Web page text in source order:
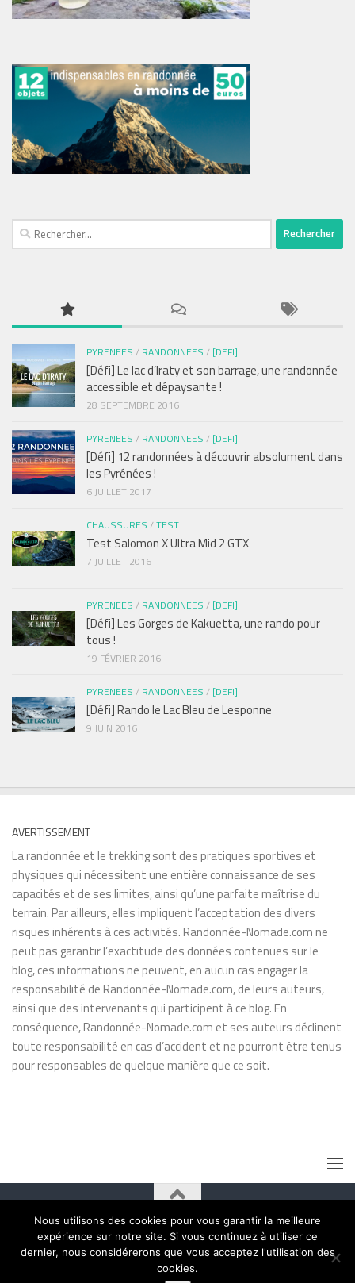
Rechercher :
PYRENEES / RANDONNEES / [DEFI]
[Défi] Le lac d’Iraty et son barrage, une randonnée
accessible et dépaysante !
28 SEPTEMBRE 2016
PYRENEES / RANDONNEES / [DEFI]
[Défi] 12 randonnées à découvrir absolument dans
les Pyrénées !
6 JUILLET 2017
CHAUSSURES /TEST
Test Salomon X Ultra Mid 2 GTX
7 JUILLET 2016
PYRENEES / RANDONNEES / [DEFI]
[Défi] Les Gorges de Kakuetta, une rando pour
tous !
19 FÉVRIER 2016
PYRENEES / RANDONNEES / [DEFI]
[Défi] Rando le Lac Bleu de Lesponne
9 JUIN 2016
AVERTISSEMENT
La randonnée et le trekking sont des pratiques sportives et
physiques qui nécessitent une entière connaissance de ses
capacités et de ses limites, ainsi qu’une parfaite maîtrise du
terrain. Par ailleurs, elles impliquent l’acceptation des divers
risques inhérents à ces activités. Randonnée-Nomade.com ne
peut pas garantir l’exactitude des données contenues sur le
blog, ces informations ne peuvent, en aucun cas engager la
responsabilité de Randonnée-Nomade.com, de leurs auteurs,
ainsi que des intervenants qui participent à ce blog. En
conséquence, Randonnée-Nomade.com et ses auteurs déclinent
toute responsabilité en cas d’accident et ne pourront être tenus
pour responsables de quelque manière que ce soit.
Fièrement propulsé par - Conçu parThème Hueman
Nous utilisons des cookies pour vous garantir la meilleure
expérience sur notre site. Si vous continuez à utiliser ce
dernier, nous considérerons que vous acceptez l'utilisation des
cookies.